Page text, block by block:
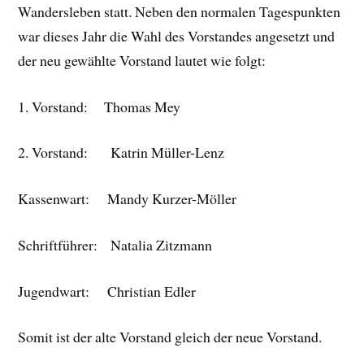
Wandersleben statt. Neben den normalen Tagespunkten
war dieses Jahr die Wahl des Vorstandes angesetzt und
der neu gewählte Vorstand lautet wie folgt:
1. Vorstand: Thomas Mey
2. Vorstand: Katrin Müller-Lenz
Kassenwart: Mandy Kurzer-Möller
Schriftführer: Natalia Zitzmann
Jugendwart: Christian Edler
Somit ist der alte Vorstand gleich der neue Vorstand.